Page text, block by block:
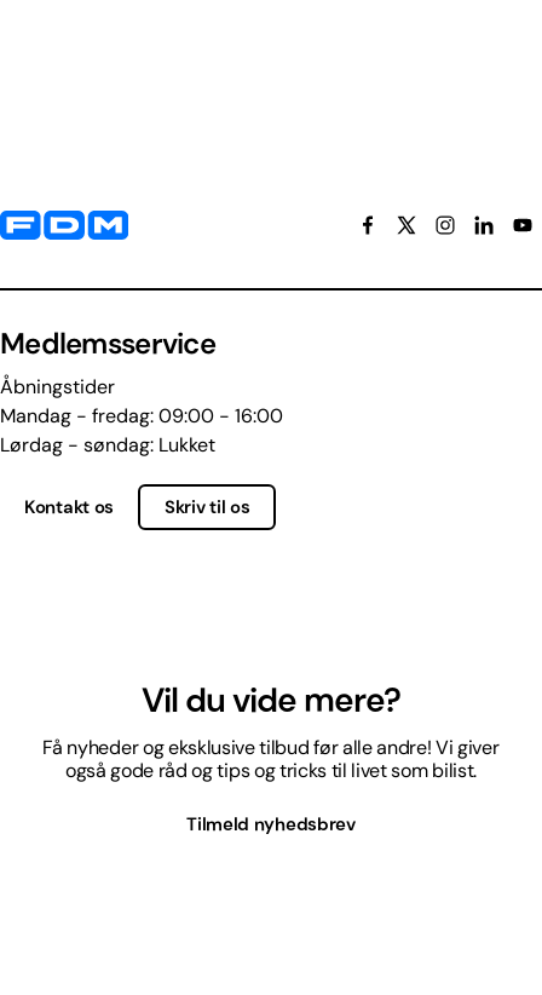
Yderligere information og kontaktoplysninger
Medlemsservice
Åbningstider
Mandag - fredag: 09:00 - 16:00
Lørdag - søndag: Lukket
Kontakt os Skriv til os
Vil du vide mere?
Få nyheder og eksklusive tilbud før alle andre! Vi giver
også gode råd og tips og tricks til livet som bilist.
Tilmeld nyhedsbrev